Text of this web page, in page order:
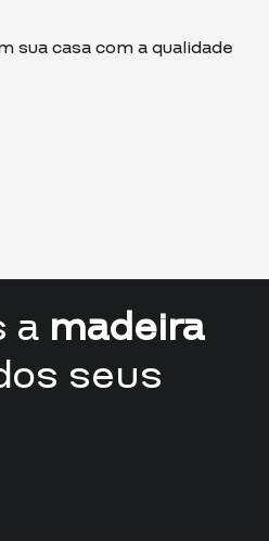
sua casa com a qualidade
a madeira
seus